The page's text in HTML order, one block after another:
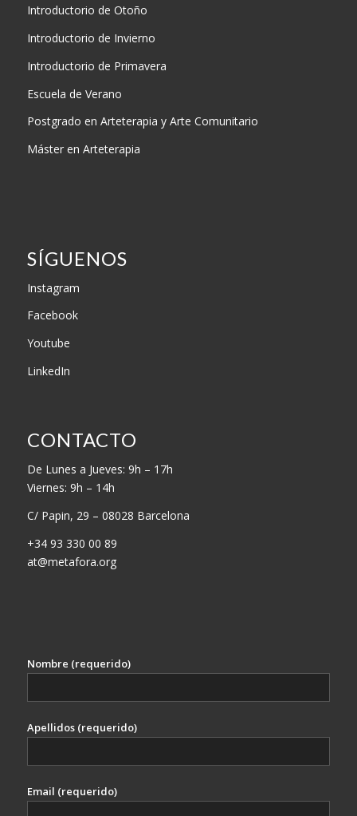
Introductorio de Otoño
Introductorio de Invierno
Introductorio de Primavera
Escuela de Verano
Postgrado en Arteterapia y Arte Comunitario
Máster en Arteterapia
SÍGUENOS
Instagram
Facebook
Youtube
LinkedIn
CONTACTO
De Lunes a Jueves: 9h – 17h
Viernes: 9h – 14h
C/ Papin, 29 – 08028 Barcelona
+34 93 330 00 89
at@metafora.org
Nombre (requerido)
Apellidos (requerido)
Email (requerido)